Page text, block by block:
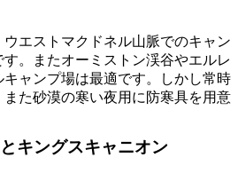
エストマクドネル山脈でのキャン
。またオーミストン渓谷やエルレ
ャンプ場は最適です。しかし常時
た砂漠の寒い夜用に防寒具を用意
キングスキャニオン